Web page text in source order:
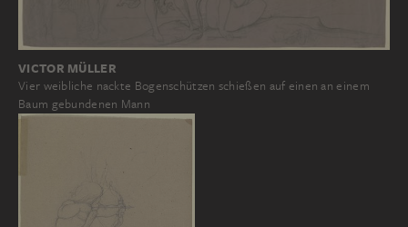
VICTOR MÜLLER
Vier weibliche nackte Bogenschützen schießen auf einen an einem
Baum gebundenen Mann